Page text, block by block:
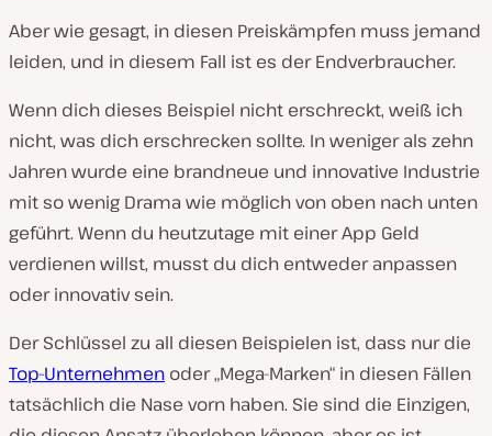
Aber wie gesagt, in diesen Preiskämpfen muss jemand
leiden, und in diesem Fall ist es der Endverbraucher.
Wenn dich dieses Beispiel nicht erschreckt, weiß ich
nicht, was dich erschrecken sollte. In weniger als zehn
Jahren wurde eine brandneue und innovative Industrie
mit so wenig Drama wie möglich von oben nach unten
geführt. Wenn du heutzutage mit einer App Geld
verdienen willst, musst du dich entweder anpassen
oder innovativ sein.
Der Schlüssel zu all diesen Beispielen ist, dass nur die
Top-Unternehmen oder „Mega-Marken“ in diesen Fällen
tatsächlich die Nase vorn haben. Sie sind die Einzigen,